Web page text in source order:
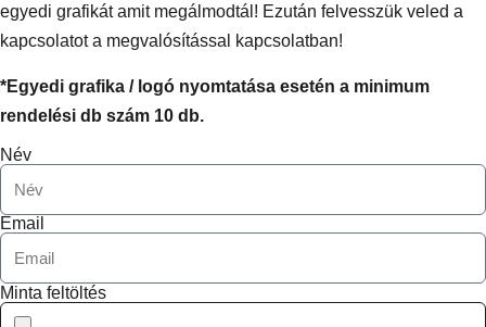
egyedi grafikát amit megálmodtál! Ezután felvesszük veled a
kapcsolatot a megvalósítással kapcsolatban!
*Egyedi grafika / logó nyomtatása esetén a minimum
rendelési db szám 10 db.
Név
Email
Minta feltöltés